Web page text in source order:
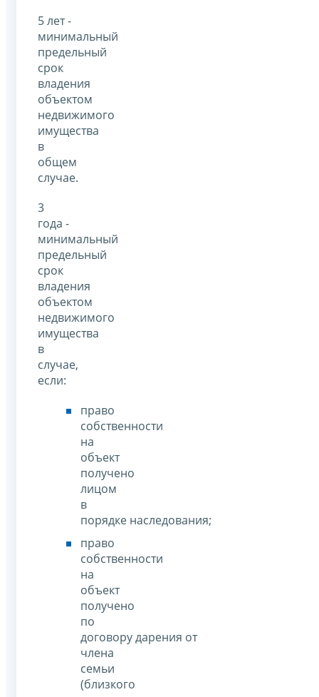
5 лет -
минимальный
предельный
срок
владения
объектом
недвижимого
имущества
в
общем
случае.
3
года -
минимальный
предельный
срок
владения
объектом
недвижимого
имущества
в
случае,
если:
право
собственности
на
объект
получено
лицом
в
порядке наследования;
право
собственности
на
объект
получено
по
договору дарения от
члена
семьи
(близкого